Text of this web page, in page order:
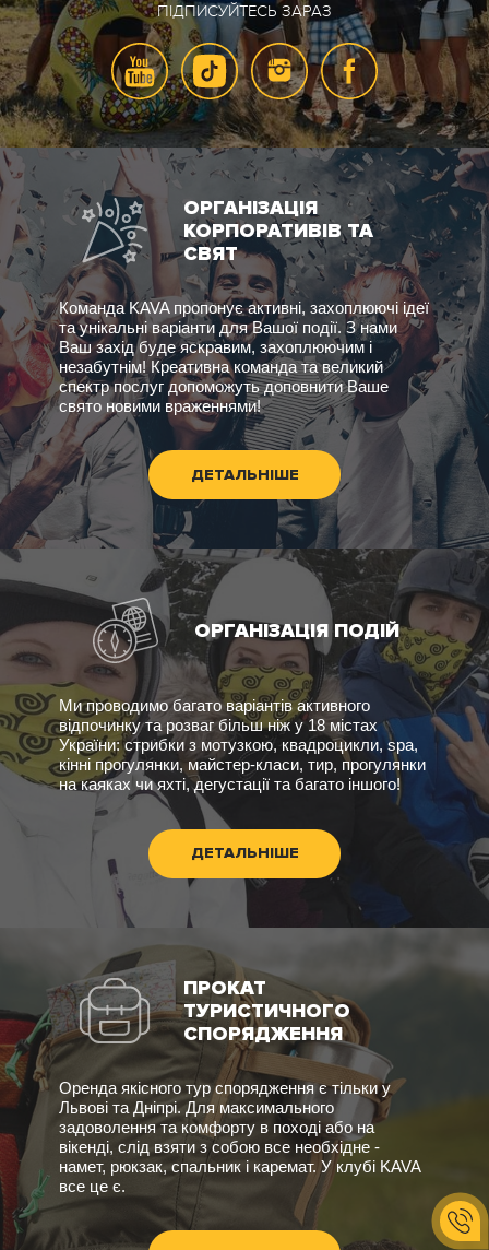
ПІДПИСУЙТЕСЬ ЗАРАЗ
ОРГАНІЗАЦІЯ
КОРПОРАТИВІВ ТА
СВЯТ
Команда KAVA пропонує активні, захоплюючі ідеї
та унікальні варіанти для Вашої події. З нами
Ваш захід буде яскравим, захоплюючим і
незабутнім! Креативна команда та великий
спектр послуг допоможуть доповнити Ваше
свято новими враженнями!
ДЕТАЛЬНІШЕ
ОРГАНІЗАЦІЯ ПОДІЙ
Ми проводимо багато варіантів активного
відпочинку та розваг більш ніж у 18 містах
України: стрибки з мотузкою, квадроцикли, spa,
кінні прогулянки, майстер-класи, тир, прогулянки
на каяках чи яхті, дегустації та багато іншого!
ДЕТАЛЬНІШЕ
ПРОКАТ
ТУРИСТИЧНОГО
СПОРЯДЖЕННЯ
Оренда якісного тур спорядження є тільки у
Львові та Дніпрі. Для максимального
задоволення та комфорту в поході або на
вікенді, слід взяти з собою все необхідне -
намет, рюкзак, спальник і каремат. У клубі KAVA
все це є.